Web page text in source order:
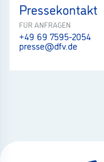
Pressekontakt
FÜR ANFRAGEN
+49 69 7595-2054
presse@dfv.de